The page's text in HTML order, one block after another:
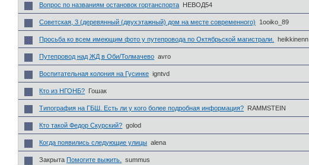
Вопрос по названиям остановок гортанспорта НЕВОД54
Советская, 3 (деревянный (двухэтажный) дом на месте современного) 1ooiko_89
Просьба ко всем имеющим фото у путепровода по Октябрьской магистрали. heikkinenn
Путепровод над ЖД в Оби/Толмачево avro
Воспитательная колония на Гусинке igntvd
Кто из НГОНБ? Гошак
Типография на ГБШ. Есть ли у кого более подробная информация? RAMMSTEIN
Кто такой Федор Скурский? golod
Когда появились следующие улицы alena
ЗакрытаПомогите выжить. summus